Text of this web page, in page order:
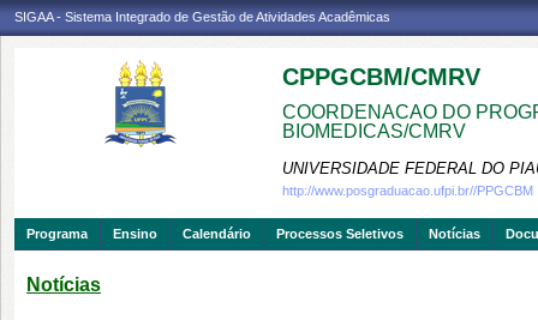
SIGAA - Sistema Integrado de Gestão de Atividades Acadêmicas
CPPGCBM/CMRV
COORDENACAO DO
BIOMEDICAS/CMRV
UNIVERSIDADE FEDERAL DO
http://www.posgraduacao.ufpi.br//PPGCBM
Programa Ensino Calendário Processos Seletivos Notícias
Notícias